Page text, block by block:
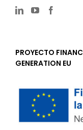
PROYECTO
GENERATION EU